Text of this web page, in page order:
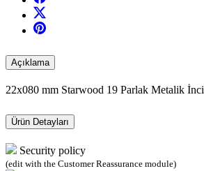
Açıklama
22x080 mm Starwood 19 Parlak Metalik
Ürün Detayları
Security policy
(edit with the Customer Reassurance module)